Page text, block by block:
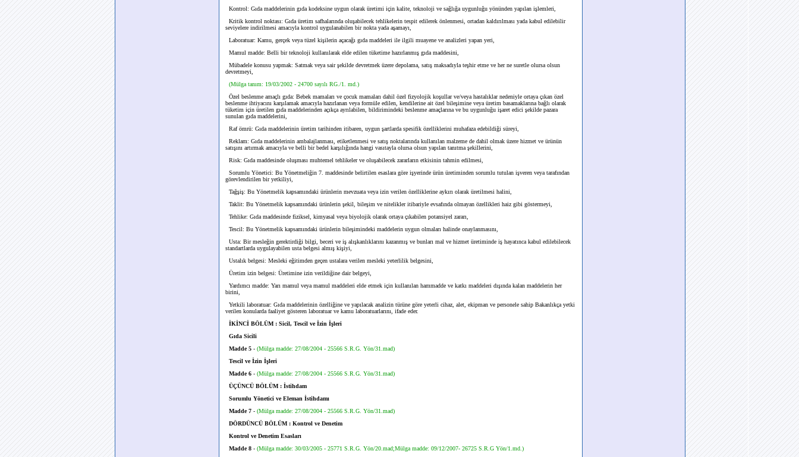
Kontrol: Gıda maddelerinin gıda kodeksine uygun olarak üretimi için kalite, teknoloji ve sağlığa uygunluğu yönünden yapılan işlemleri,
Kritik kontrol noktası: Gıda üretim safhalarında oluşabilecek tehlikelerin tespit edilerek önlenmesi, ortadan kaldırılması yada kabul edilebilir
seviyelere indirilmesi amacıyla kontrol uygulanabilen bir nokta yada aşamayı,
Laboratuar: Kamu, gerçek veya tüzel kişilerin açacağı gıda maddeleri ile ilgili muayene ve analizleri yapan yeri,
Mamul madde: Belli bir teknoloji kullanılarak elde edilen tüketime hazırlanmış gıda maddesini,
Mübadele konusu yapmak: Satmak veya sair şekilde devretmek üzere depolama, satış maksadıyla teşhir etme ve her ne suretle olursa olsun
devretmeyi,
(Mülga tanım: 19/03/2002 - 24700 sayılı RG./1. md.)
Özel beslenme amaçlı gıda: Bebek mamaları ve çocuk mamaları dahil özel fizyolojik koşullar ve/veya hastalıklar nedeniyle ortaya çıkan özel
beslenme ihtiyacını karşılamak amacıyla hazırlanan veya formüle edilen, kendilerine ait özel bileşimine veya üretim basamaklarına bağlı olarak
tüketim için üretilen gıda maddelerinden açıkça ayrılabilen, bildirimindeki beslenme amaçlarına ve bu uygunluğu işaret edici şekilde pazara
sunulan gıda maddelerini,
Raf ömrü: Gıda maddelerinin üretim tarihinden itibaren, uygun şartlarda spesifik özelliklerini muhafaza edebildiği süreyi,
Reklam: Gıda maddelerinin ambalajlanması, etiketlenmesi ve satış noktalarında kullanılan malzeme de dahil olmak üzere hizmet ve ürünün
satışını artırmak amacıyla ve belli bir bedel karşılığında hangi vasıtayla olursa olsun yapılan tanıtma şekillerini,
Risk: Gıda maddesinde oluşması muhtemel tehlikeler ve oluşabilecek zararların etkisinin tahmin edilmesi,
Sorumlu Yönetici: Bu Yönetmeliğin 7. maddesinde belirtilen esaslara göre işyerinde ürün üretiminden sorumlu tutulan işveren veya tarafından
görevlendirilen bir yetkiliyi,
Tağşiş: Bu Yönetmelik kapsamındaki ürünlerin mevzuata veya izin verilen özelliklerine aykırı olarak üretilmesi halini,
Taklit: Bu Yönetmelik kapsamındaki ürünlerin şekil, bileşim ve nitelikler itibariyle evsafında olmayan özellikleri haiz gibi göstermeyi,
Tehlike: Gıda maddesinde fiziksel, kimyasal veya biyolojik olarak ortaya çıkabilen potansiyel zararı,
Tescil: Bu Yönetmelik kapsamındaki ürünlerin bileşimindeki maddelerin uygun olmaları halinde onaylanmasını,
Usta: Bir mesleğin gerektirdiği bilgi, beceri ve iş alışkanlıklarını kazanmış ve bunları mal ve hizmet üretiminde iş hayatınca kabul edilebilecek
standartlarda uygulayabilen usta belgesi almış kişiyi,
Ustalık belgesi: Mesleki eğitimden geçen ustalara verilen mesleki yeterlilik belgesini,
Üretim izin belgesi: Üretimine izin verildiğine dair belgeyi,
Yardımcı madde: Yarı mamul veya mamul maddeleri elde etmek için kullanılan hammadde ve katkı maddeleri dışında kalan maddelerin her
birini,
Yetkili laboratuar: Gıda maddelerinin özelliğine ve yapılacak analizin türüne göre yeterli cihaz, alet, ekipman ve personele sahip Bakanlıkça yetki
verilen konularda faaliyet gösteren laboratuar ve kamu laboratuarlarını, ifade eder.
İKİNCİ BÖLÜM : Sicil, Tescil ve İzin İşleri
Gıda Sicili
Madde 5 - (Mülga madde: 27/08/2004 - 25566 S.R.G. Yön/31.mad)
Tescil ve İzin İşleri
Madde 6 - (Mülga madde: 27/08/2004 - 25566 S.R.G. Yön/31.mad)
ÜÇÜNCÜ BÖLÜM : İstihdam
Sorumlu Yönetici ve Eleman İstihdamı
Madde 7 - (Mülga madde: 27/08/2004 - 25566 S.R.G. Yön/31.mad)
DÖRDÜNCÜ BÖLÜM : Kontrol ve Denetim
Kontrol ve Denetim Esasları
Madde 8 - (Mülga madde: 30/03/2005 - 25771 S.R.G. Yön/20.mad;Mülga madde: 09/12/2007- 26725 S.R.G Yön/1.md.)